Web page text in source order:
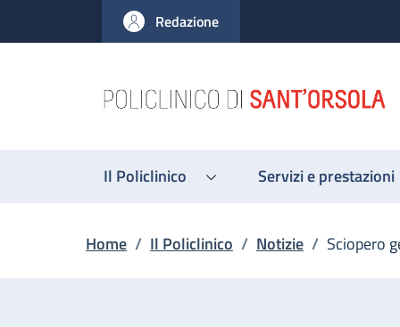
al contenuto principale
to footer content
Redazione
Il Policlinico Servizi e prestazioni
Briciole di pane
Home / Il Policlinico / Notizie / Sciopero